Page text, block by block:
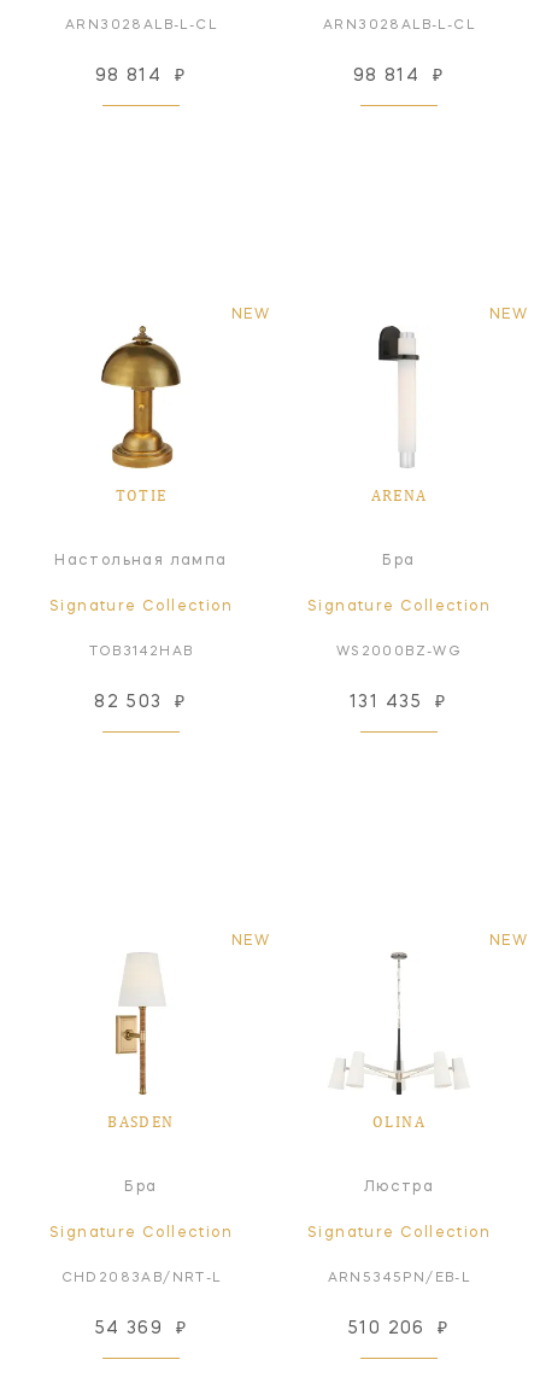
ARN3028ALB-L-CL
98 814 ₽
ARN3028ALB-L-CL
98 814 ₽
NEW
TOTIE
Настольная лампа
Signature Collection
TOB3142HAB
82 503 ₽
NEW
ARENA
Бра
Signature Collection
WS2000BZ-WG
131 435 ₽
NEW
BASDEN
Бра
Signature Collection
CHD2083AB/NRT-L
54 369 ₽
NEW
OLINA
Люстра
Signature Collection
ARN5345PN/EB-L
510 206 ₽